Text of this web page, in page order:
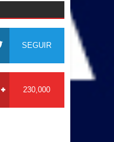
SEGUIR
230,000